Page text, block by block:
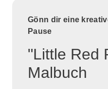
Gönn dir eine
Pause
"Little Red
Malbuch